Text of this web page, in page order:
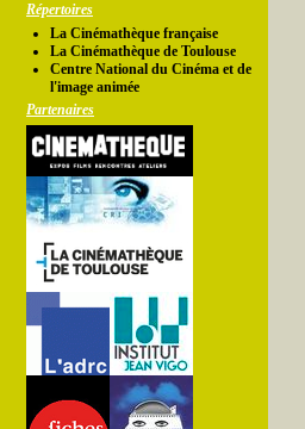
Répertoires
La Cinémathèque française
La Cinémathèque de Toulouse
Centre National du Cinéma et de
l'image animée
Partenaires